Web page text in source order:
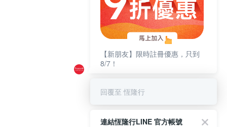
【新朋友】限時註冊優惠，只到
8/7！
回覆至 恆隆行
連結恆隆行LINE 官方帳號